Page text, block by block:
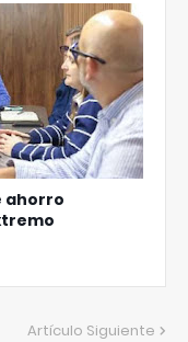
ahorro
Artículo Siguiente